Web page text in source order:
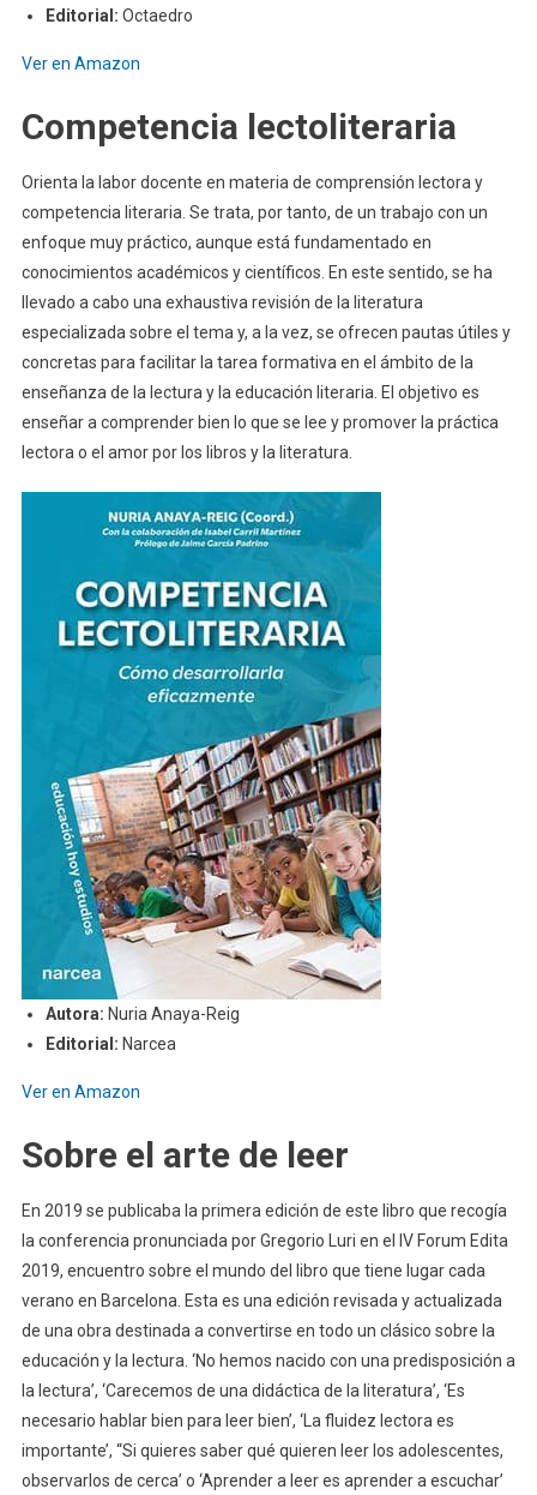
Editorial: Octaedro
Ver en Amazon
Competencia lectoliteraria
Orienta la labor docente en materia de comprensión lectora y
competencia literaria. Se trata, por tanto, de un trabajo con un
enfoque muy práctico, aunque está fundamentado en
conocimientos académicos y científicos. En este sentido, se ha
llevado a cabo una exhaustiva revisión de la literatura
especializada sobre el tema y, a la vez, se ofrecen pautas útiles y
concretas para facilitar la tarea formativa en el ámbito de la
enseñanza de la lectura y la educación literaria. El objetivo es
enseñar a comprender bien lo que se lee y promover la práctica
lectora o el amor por los libros y la literatura.
Autora: Nuria Anaya-Reig
Editorial: Narcea
Ver en Amazon
Sobre el arte de leer
En 2019 se publicaba la primera edición de este libro que recogía
la conferencia pronunciada por Gregorio Luri en el IV Forum Edita
2019, encuentro sobre el mundo del libro que tiene lugar cada
verano en Barcelona. Esta es una edición revisada y actualizada
de una obra destinada a convertirse en todo un clásico sobre la
educación y la lectura. ‘No hemos nacido con una predisposición a
la lectura’, ‘Carecemos de una didáctica de la literatura’, ‘Es
necesario hablar bien para leer bien’, ‘La fluidez lectora es
importante’, “Si quieres saber qué quieren leer los adolescentes,
observarlos de cerca’ o ‘Aprender a leer es aprender a escuchar’